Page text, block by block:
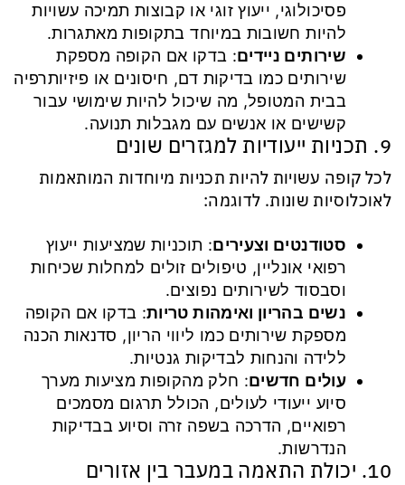
פסיכולוגי, ייעוץ זוגי או קבוצות תמיכה עשויות
להיות חשובות במיוחד בתקופות מאתגרות.
שירותים ניידים: בדקו אם הקופה מספקת
שירותים כמו בדיקות דם, חיסונים או פיזיותרפיה
בבית המטופל, מה שיכול להיות שימושי עבור
קשישים או אנשים עם מגבלות תנועה.
9. תכניות ייעודיות למגזרים שונים
לכל קופה עשויות להיות תכניות מיוחדות המותאמות
לאוכלוסיות שונות. לדוגמה:
סטודנטים וצעירים: תוכניות שמציעות ייעוץ
רפואי אונליין, טיפולים זולים למחלות שכיחות
וסבסוד לשירותים נפוצים.
נשים בהריון ואימהות טריות: בדקו אם הקופה
מספקת שירותים כמו ליווי הריון, סדנאות הכנה
ללידה והנחות לבדיקות גנטיות.
עולים חדשים: חלק מהקופות מציעות מערך
סיוע ייעודי לעולים, הכולל תרגום מסמכים
רפואיים, הדרכה בשפה זרה וסיוע בבדיקות
הנדרשות.
10. יכולת התאמה במעבר בין אזורים